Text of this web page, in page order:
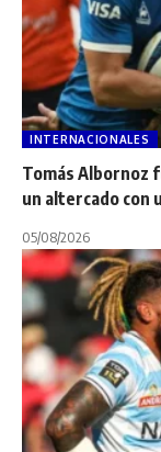
INTERNACIONALES
Tomás Albornoz
un altercado con
05/08/2026